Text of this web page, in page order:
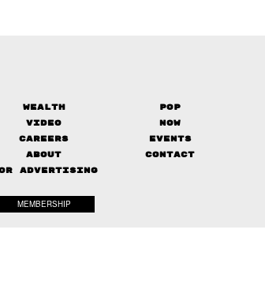
Wealth
Pop
Video
Now
Careers
Events
About
Contact
ADVERTISING
MEMBERSHIP